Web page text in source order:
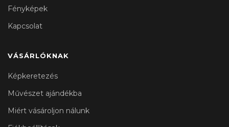
Fényképek
Kapcsolat
VÁSÁRLÓKNAK
Képkeretezés
Művészet ajándékba
Miért vásároljon nálunk